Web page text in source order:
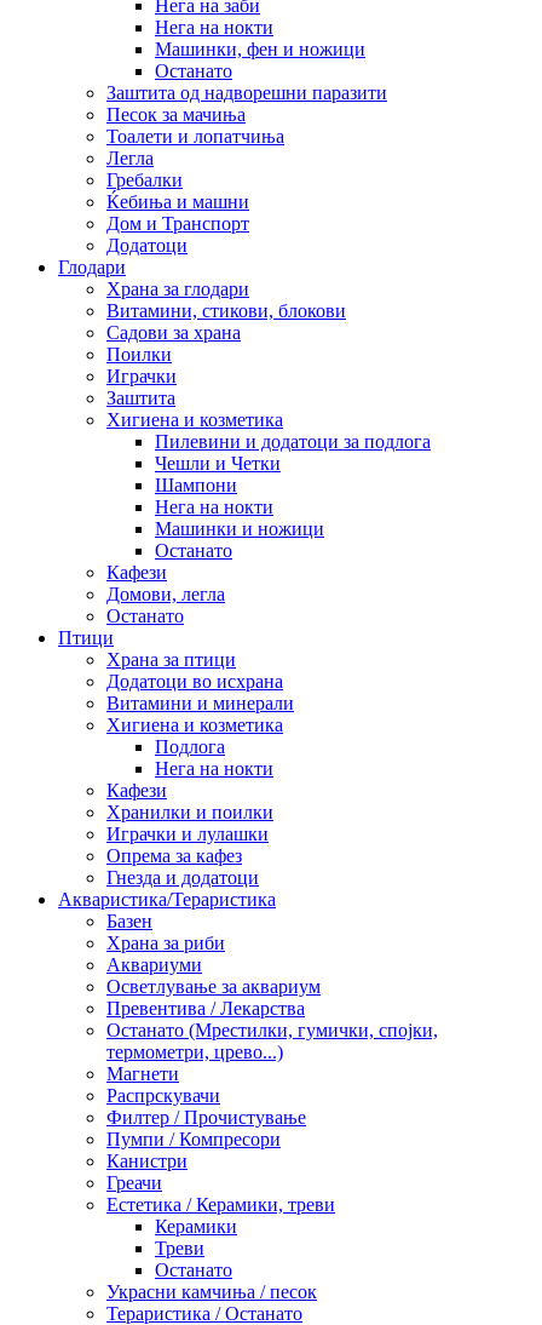
Нега на заби
Нега на нокти
Машинки, фен и ножици
Останато
Заштита од надворешни паразити
Песок за мачиња
Тоалети и лопатчиња
Легла
Гребалки
Ќебиња и машни
Дом и Транспорт
Додатоци
Глодари
Храна за глодари
Витамини, стикови, блокови
Садови за храна
Поилки
Играчки
Заштита
Хигиена и козметика
Пилевини и додатоци за подлога
Чешли и Четки
Шампони
Нега на нокти
Машинки и ножици
Останато
Кафези
Домови, легла
Останато
Птици
Храна за птици
Додатоци во исхрана
Витамини и минерали
Хигиена и козметика
Подлога
Нега на нокти
Кафези
Хранилки и поилки
Играчки и лулашки
Опрема за кафез
Гнезда и додатоци
Акваристика/Тераристика
Базен
Храна за риби
Аквариуми
Осветлување за аквариум
Превентива / Лекарства
Останато (Мрестилки, гумички, спојки,
термометри, црево...)
Магнети
Распрскувачи
Филтер / Прочистување
Пумпи / Компресори
Канистри
Греачи
Естетика / Керамики, треви
Керамики
Треви
Останато
Украсни камчиња / песок
Тераристика / Останато